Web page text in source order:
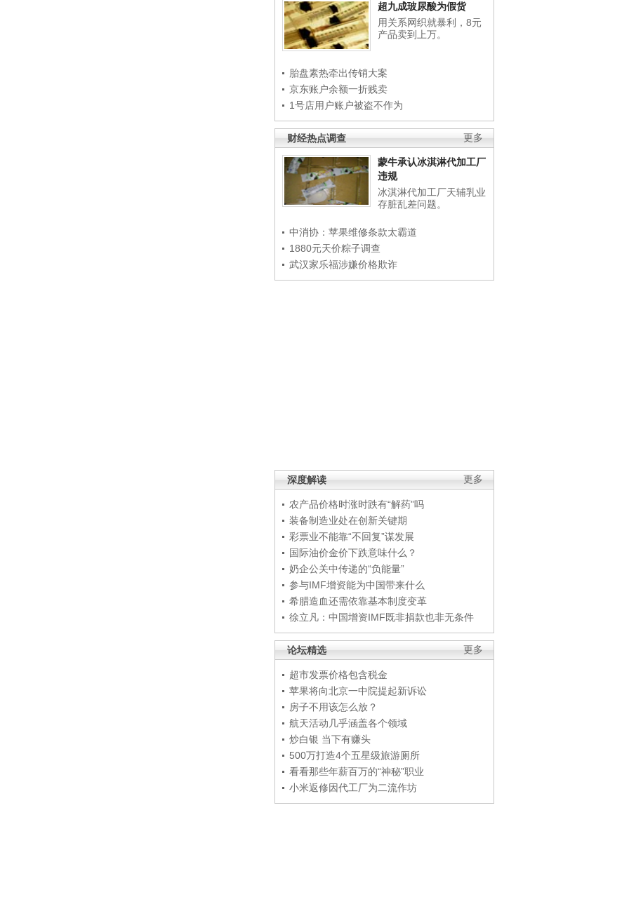
超九成玻尿酸为假货
用关系网织就暴利，8元
产品卖到上万。
胎盘素热牵出传销大案
京东账户余额一折贱卖
1号店用户账户被盗不作为
更多
财经热点调查
蒙牛承认冰淇淋代加工厂
违规
冰淇淋代加工厂天辅乳业
存脏乱差问题。
中消协：苹果维修条款太霸道
1880元天价粽子调查
武汉家乐福涉嫌价格欺诈
更多
深度解读
农产品价格时涨时跌有“解药”吗
装备制造业处在创新关键期
彩票业不能靠“不回复”谋发展
国际油价金价下跌意味什么？
奶企公关中传递的“负能量”
参与IMF增资能为中国带来什么
希腊造血还需依靠基本制度变革
徐立凡：中国增资IMF既非捐款也非无条件
更多
论坛精选
超市发票价格包含税金
苹果将向北京一中院提起新诉讼
房子不用该怎么放？
航天活动几乎涵盖各个领域
炒白银 当下有赚头
500万打造4个五星级旅游厕所
看看那些年薪百万的“神秘”职业
小米返修因代工厂为二流作坊